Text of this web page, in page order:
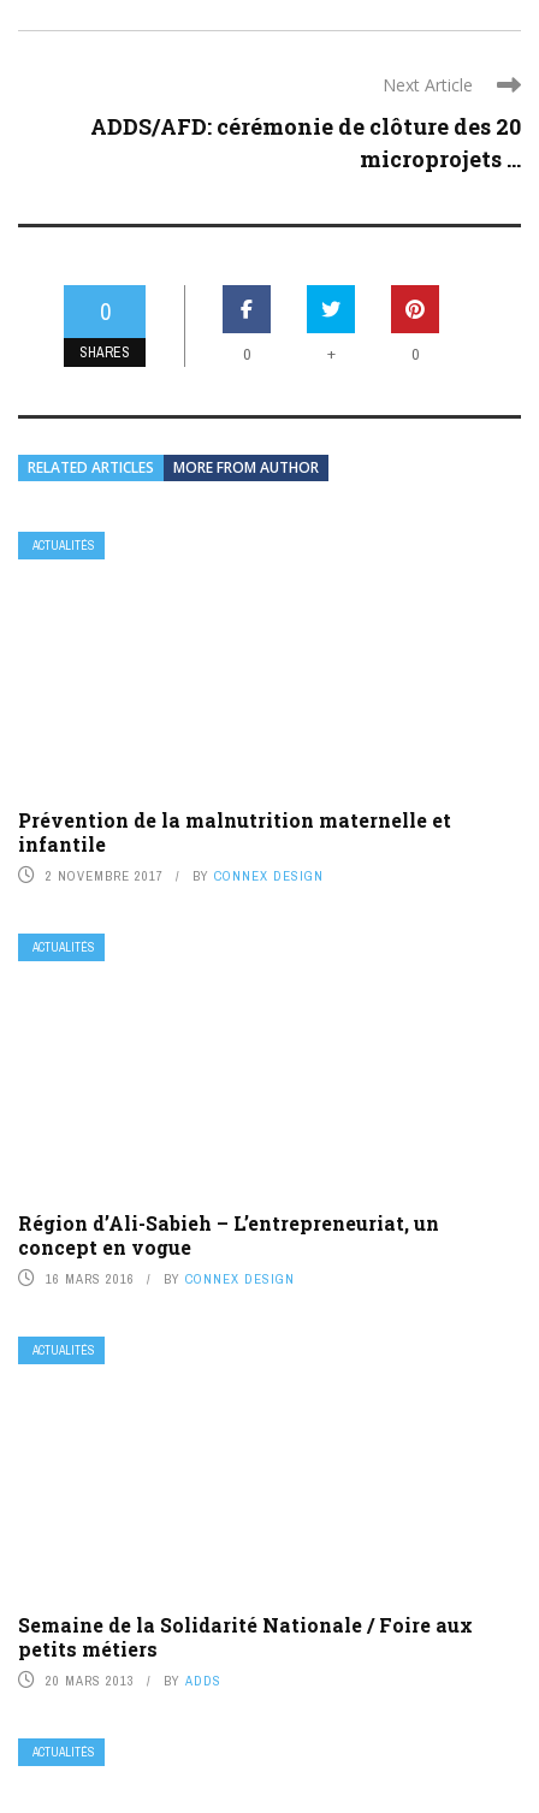
Next Article
ADDS/AFD: cérémonie de clôture des 20
microprojets ...
0
SHARES 0 + 0
RELATED ARTICLES MORE FROM AUTHOR
ACTUALITÉS
Prévention de la malnutrition maternelle et
infantile
2 NOVEMBRE 2017 BY CONNEX DESIGN
ACTUALITÉS
Région d’Ali-Sabieh – L’entrepreneuriat, un
concept en vogue
16 MARS 2016 BY CONNEX DESIGN
ACTUALITÉS
Semaine de la Solidarité Nationale / Foire aux
petits métiers
20 MARS 2013 BY ADDS
ACTUALITÉS